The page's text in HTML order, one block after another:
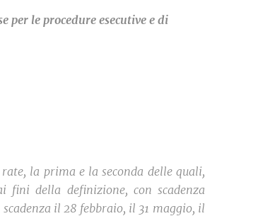
per le procedure esecutive e di
la prima e la seconda delle quali,
fini della definizione, con scadenza
il 28 febbraio, il 31 maggio, il